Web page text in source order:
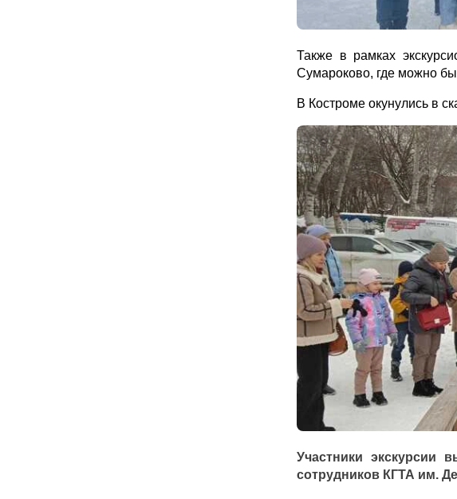
Также в рамках
Сумароково, где можно
В Костроме окунулись в
Участники экскурсии
сотрудников КГТА им.